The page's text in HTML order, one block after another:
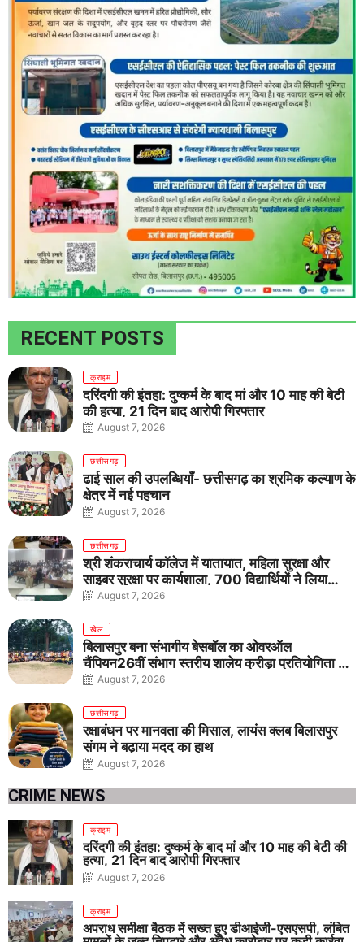
RECENT POSTS
क्राइम
दरिंदगी की इंतहा: दुष्कर्म के बाद मां और 10 माह की बेटी
की हत्या, 21 दिन बाद आरोपी गिरफ्तार
August 7, 2026
छत्तीसगढ़
ढाई साल की उपलब्धियाँ- छत्तीसगढ़ का श्रमिक कल्याण के
क्षेत्र में नई पहचान
August 7, 2026
छत्तीसगढ़
श्री शंकराचार्य कॉलेज में यातायात, महिला सुरक्षा और
साइबर सुरक्षा पर कार्यशाला, 700 विद्यार्थियों ने लिया
जागरूकता का संकल्प
August 7, 2026
खेल
बिलासपुर बना संभागीय बेसबॉल का ओवरऑल
चैंपियन26वीं संभाग स्तरीय शालेय क्रीड़ा प्रतियोगिता में
तीनों आयु वर्गों में शानदार प्रदर्शन
August 7, 2026
छत्तीसगढ़
रक्षाबंधन पर मानवता की मिसाल, लायंस क्लब बिलासपुर
संगम ने बढ़ाया मदद का हाथ
August 7, 2026
CRIME NEWS
क्राइम
दरिंदगी की इंतहा: दुष्कर्म के बाद मां और 10 माह की बेटी की
हत्या, 21 दिन बाद आरोपी गिरफ्तार
August 7, 2026
क्राइम
अपराध समीक्षा बैठक में सख्त हुए डीआईजी-एसएसपी, लंबित